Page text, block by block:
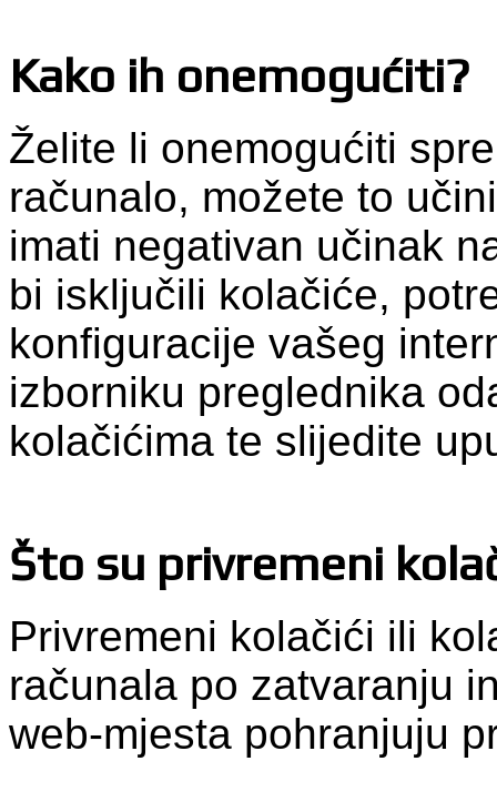
Kako ih onemogućiti?
Želite li onemogućiti
računalo, možete to
imati negativan učinak
bi isključili kolačiće,
konfiguracije vašeg
izborniku preglednika
kolačićima te slijedite
Što su privremeni
Privremeni kolačići ili
računala po zatvaranju
web-mjesta pohranjuju